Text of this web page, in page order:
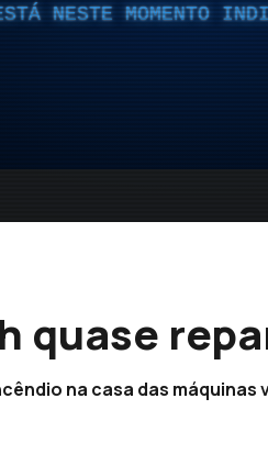
NESTE MOMENTO
quase
na casa das máquinas